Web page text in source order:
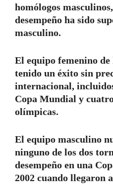
homólogos
desempeño ha sido
masculino.
El equipo femenino de
tenido un éxito sin
internacional,
Copa Mundial y
olímpicas.
El equipo masculino
ninguno de los dos
desempeño en una
2002 cuando llegaron